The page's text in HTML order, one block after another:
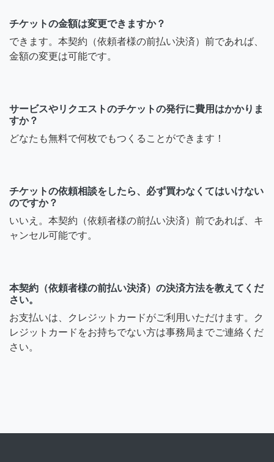
チケットの金額は変更できますか？
できます。本契約（依頼者様の前払い決済）前であれば、
金額の変更は可能です。
サービスやリクエストのチケットの発行に費用はかかりま
すか？
どなたも無料で何枚でもつくることができます！
チケットの依頼相談をしたら、必ず買わなくてはいけない
のですか？
いいえ。本契約（依頼者様の前払い決済）前であれば、キ
ャンセル可能です。
本契約（依頼者様の前払い決済）の決済方法を教えてくだ
さい。
お支払いは、クレジットカードがご利用いただけます。ク
レジットカードをお持ちでない方は事務局までご連絡くだ
さい。